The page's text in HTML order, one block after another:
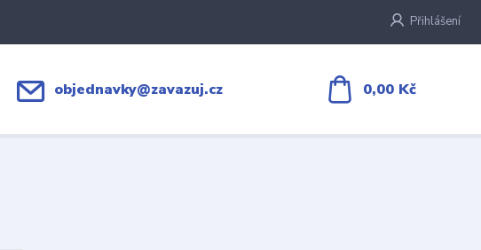
Přihlášení
objednavky@zavazuj.cz 0,00 Kč